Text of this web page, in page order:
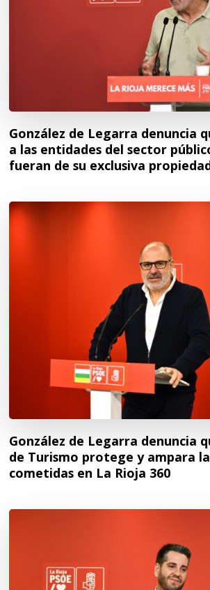
González de Legarra denuncia
a las entidades del sector
fueran de su exclusiva
González de Legarra denuncia
de Turismo protege y ampara
cometidas en La Rioja 360